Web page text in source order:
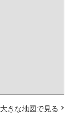
大きな地図で見る